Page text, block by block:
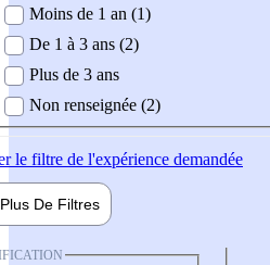
demandée
Moins de 1 an (1)
De 1 à 3 ans (2)
Plus de 3 ans
Non renseignée (2)
le filtre de l'expérience demandée
Plus De Filtres